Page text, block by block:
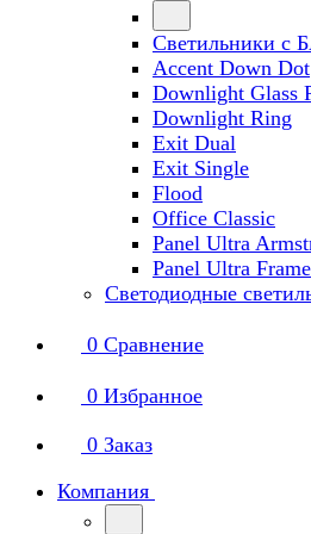
Светильники с
Accent Down Dot
Downlight Glass
Downlight Ring
Exit Dual
Exit Single
Flood
Office Classic
Panel Ultra
Panel Ultra Frame
Светодиодные
0 Сравнение
0 Избранное
0 Заказ
Компания